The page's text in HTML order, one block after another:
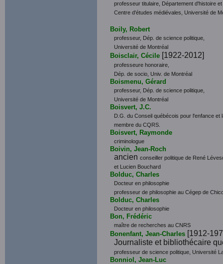
professeur titulaire, Département d'histoire et
Centre d'études médiévales, Université de
Boily, Robert
professeur, Dép. de science politique,
Université de Montréal
Boisclair, Cécile [1922-2012]
professeure honoraire,
Dép. de socio, Univ. de Montréal
Boismenu, Gérard
professeur, Dép. de science politique,
Université de Montréal
Boisvert, J.C.
D.G. du Conseil québécois pour l'enfance et
membre du CQRS.
Boisvert, Raymonde
criminologue
Boivin, Jean-Roch
ancien conseiller politique de René
et Lucien Bouchard
Bolduc, Charles
Docteur en philosophie
professeur de philosophie au Cégep de
Bolduc, Charles
Docteur en philosophie
Bon, Frédéric
maître de recherches au CNRS
Bonenfant, Jean-Charles [1912-
Journaliste et bibliothécaire
professeur de science politique, Université
Bonniol, Jean-Luc